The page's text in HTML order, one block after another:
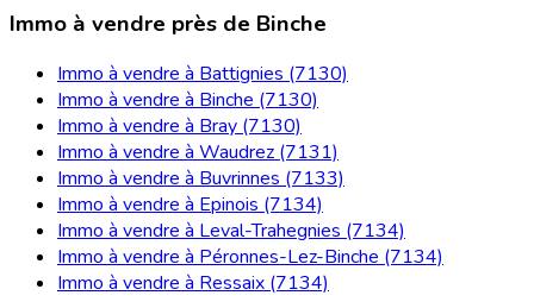
Immo à vendre près de Binche
Immo à vendre à Battignies (7130)
Immo à vendre à Binche (7130)
Immo à vendre à Bray (7130)
Immo à vendre à Waudrez (7131)
Immo à vendre à Buvrinnes (7133)
Immo à vendre à Epinois (7134)
Immo à vendre à Leval-Trahegnies (7134)
Immo à vendre à Péronnes-Lez-Binche (7134)
Immo à vendre à Ressaix (7134)